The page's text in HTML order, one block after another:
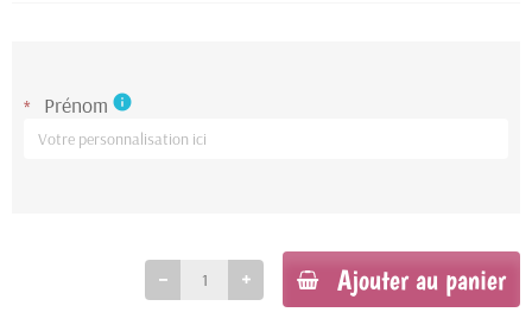
* Prénom info
Ajouter au panier